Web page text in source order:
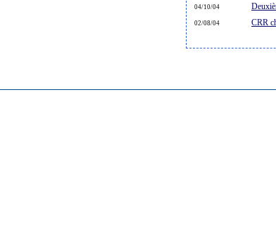
04/10/04
02/08/04 CRR